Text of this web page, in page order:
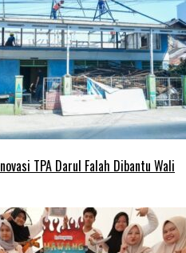
TPA Darul Falah Dibantu Wali